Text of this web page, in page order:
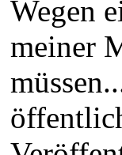
Wegen
meiner